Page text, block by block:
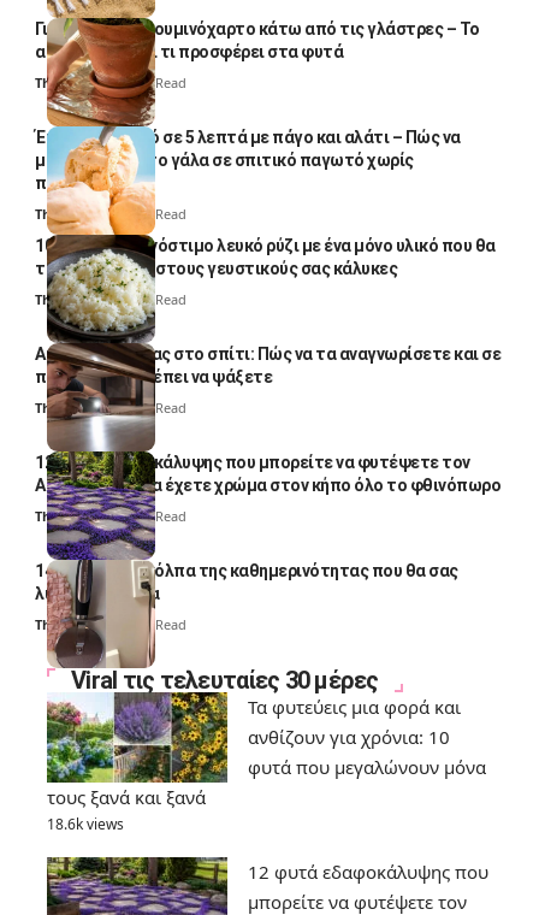
Γιατί βάζουν αλουμινόχαρτο κάτω από τις γλάστρες – Το
απλό κόλπο και τι προσφέρει στα φυτά
Thali Ombre4 Min Read
Έτοιμο παγωτό σε 5 λεπτά με πάγο και αλάτι – Πώς να
μετατρέψετε το γάλα σε σπιτικό παγωτό χωρίς
παγωτομηχανή
Thali Ombre 4 Min Read
10 φορές ποιο νόστιμο λευκό ρύζι με ένα μόνο υλικό που θα
το απογειώσει στους γευστικούς σας κάλυκες
Thali Ombre4 Min Read
Αυγά κατσαρίδας στο σπίτι: Πώς να τα αναγνωρίσετε και σε
ποια σημεία πρέπει να ψάξετε
Thali Ombre4 Min Read
12 φυτά εδαφοκάλυψης που μπορείτε να φυτέψετε τον
Αύγουστο για να έχετε χρώμα στον κήπο όλο το φθινόπωρο
Thali Ombre7 Min Read
14 πανέξυπνα κόλπα της καθημερινότητας που θα σας
λύσουν τα χέρια
Thali Ombre 6 Min Read
Viral τις τελευταίες 30 μέρες
Τα φυτεύεις μια φορά και
ανθίζουν για χρόνια: 10
φυτά που μεγαλώνουν μόνα
τους ξανά και ξανά
18.6k views
12 φυτά εδαφοκάλυψης που
μπορείτε να φυτέψετε τον